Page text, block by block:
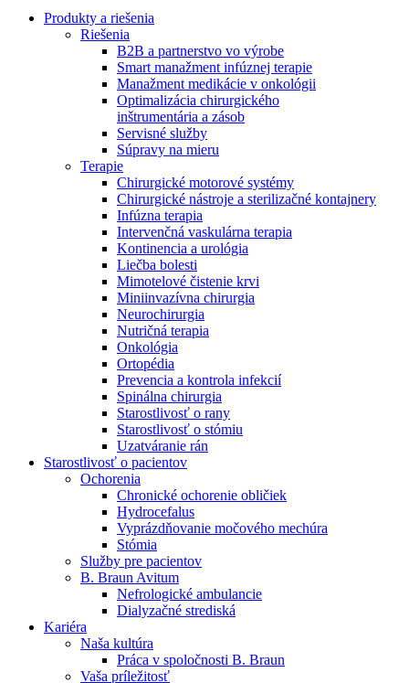
Produktový katalóg​
Objavte naše produkty. ​Navštívte produktový katalóg B.
Braun​ s našim kompletným produktovým portfóliom.​
Nefrologické ambulancie
V nefrologických ambulanciách prevádzkujeme poradenstvo
a prípravu pacientov k jednotlivým metódam náhrady funkcie
obličiek. Zvoľte si mesto, ktoré potrebujete a navštívte nás.
Zostaňte v dialógu s B. Braun. Kontaktujte nás.
Produkty a riešenia
Riešenia
B2B a partnerstvo vo výrobe
Smart manažment infúznej terapie
Manažment medikácie v onkológii
Optimalizácia chirurgického
inštrumentária a zásob
Servisné služby
Súpravy na mieru
Terapie
Chirurgické motorové systémy
Chirurgické nástroje a sterilizačné kontajnery
Infúzna terapia
Intervenčná vaskulárna terapia
Kontinencia a urológia
Liečba bolesti
Mimotelové čistenie krvi
Miniinvazívna chirurgia
Neurochirurgia
Nutričná terapia
Onkológia
Ortopédia
Prevencia a kontrola infekcií
Spinálna chirurgia
Starostlivosť o rany
Starostlivosť o stómiu
Uzatváranie rán
Starostlivosť o pacientov
Ochorenia
Chronické ochorenie obličiek
Hydrocefalus
Vyprázdňovanie močového mechúra
Stómia
Služby pre pacientov
B. Braun Avitum
Nefrologické ambulancie
Dialyzačné strediská
Kariéra
Naša kultúra
Práca v spoločnosti B. Braun
Vaša príležitosť